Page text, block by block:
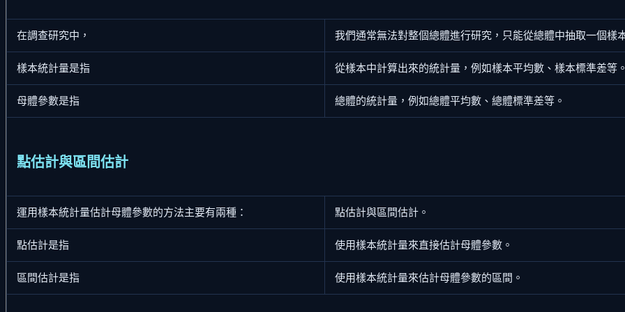
在調查研究中， 我們通常無法對整個總體進行研究，只能從總體中抽取一個樣
樣本統計量是指 從樣本中計算出來的統計量，例如樣本平均數、樣本標準差等。
母體參數是指 總體的統計量，例如總體平均數、總體標準差等。
點估計與區間估計
運用樣本統計量估計母體參數的方法主要有兩種： 點估計與區間估計。
點估計是指 使用樣本統計量來直接估計母體參數。
區間估計是指 使用樣本統計量來估計母體參數的區間。